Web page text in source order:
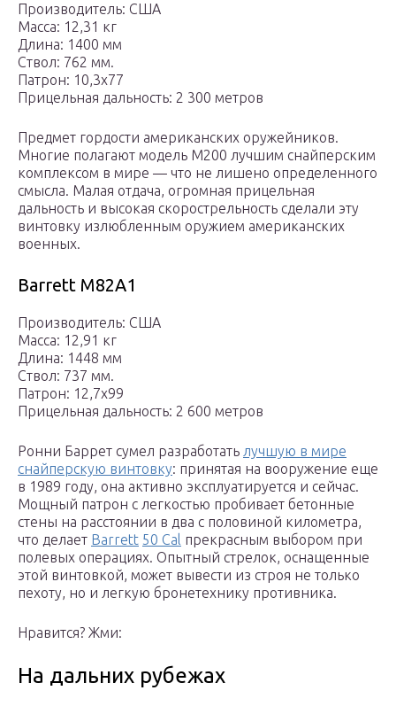
Производитель: США
Масса: 12,31 кг
Длина: 1400 мм
Ствол: 762 мм.
Патрон: 10,3х77
Прицельная дальность: 2 300 метров
Предмет гордости американских оружейников.
Многие полагают модель М200 лучшим снайперским
комплексом в мире — что не лишено определенного
смысла. Малая отдача, огромная прицельная
дальность и высокая скорострельность сделали эту
винтовку излюбленным оружием американских
военных.
Barrett M82A1
Производитель: США
Масса: 12,91 кг
Длина: 1448 мм
Ствол: 737 мм.
Патрон: 12,7х99
Прицельная дальность: 2 600 метров
Ронни Баррет сумел разработать лучшую в мире
снайперскую винтовку: принятая на вооружение еще
в 1989 году, она активно эксплуатируется и сейчас.
Мощный патрон с легкостью пробивает бетонные
стены на расстоянии в два с половиной километра,
что делает Barrett 50 Cal прекрасным выбором при
полевых операциях. Опытный стрелок, оснащенные
этой винтовкой, может вывести из строя не только
пехоту, но и легкую бронетехнику противника.
Нравится? Жми:
На дальних рубежах